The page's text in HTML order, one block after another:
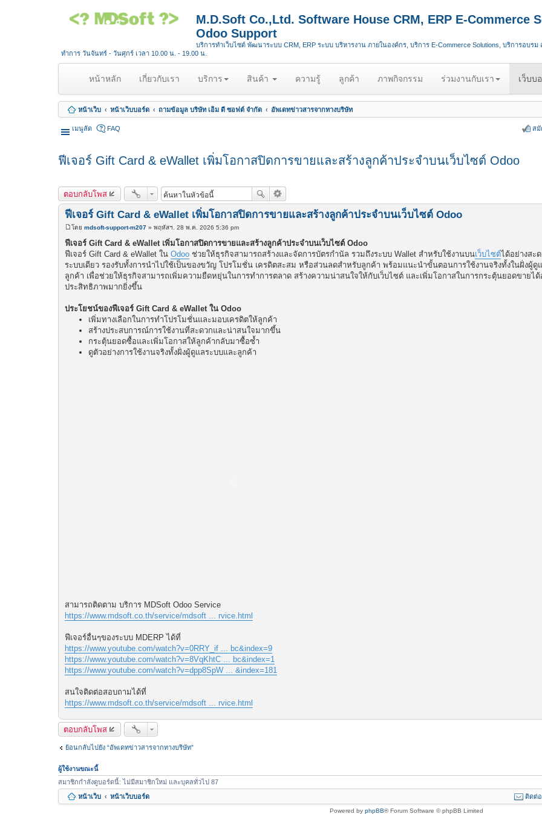
M.D.Soft Co.,Ltd. Software House CRM, ERP E-Commerce
Odoo Support
บริการทำเว็บไซต์ พัฒนาระบบ CRM, ERP ระบบ บริหารงาน ภายในองค์กร, บริการ E-Commerce Solutions, บริการอบรม
ทำการ วันจันทร์ - วันศุกร์ เวลา 10.00 น. - 19.00 น.
หน้าหลัก(
u
r
t
เกี่ยวกับเรา บริการ สินค้า ความรู้ ลูกค้า ภาพกิจกรรม ร่วมงานกับเรา เว็บบ
หน้าเว็บ หน้าเว็บบอร์ด ถามข้อมูล บริษัท เอ็ม ดี ซอฟต์ จำกัด อัพเดทข่าวสารจากทางบริษัท
เมนูลัด FAQ สมั
ฟีเจอร์ Gift Card & eWallet เพิ่มโอกาสปิดการขายและสร้างลูกค้าประจำบนเว็บไซต์ Odoo
ตอบกลับโพส
ฟีเจอร์ Gift Card & eWallet เพิ่มโอกาสปิดการขายและสร้างลูกค้าประจำบนเว็บไซต์ Odoo
พ
ส
ต์
โดย mdsoft-support-m207 » พฤหัสฯ. 28 พ.ค. 2026 5:36 pm
ฟีเจอร์ Gift Card & eWallet เพิ่มโอกาสปิดการขายและสร้างลูกค้าประจำบนเว็บไซต์ Odoo
ฟีเจอร์ Gift Card & eWallet ใน Odoo ช่วยให้ธุรกิจสามารถสร้างและจัดการบัตรกำนัล รวมถึงระบบ Wallet สำหรับใช้งานบนเว็บไซต์ได้อย่างสะ
ระบบเดียว รองรับทั้งการนำไปใช้เป็นของขวัญ โปรโมชั่น เครดิตสะสม หรือส่วนลดสำหรับลูกค้า พร้อมแนะนำขั้นตอนการใช้งานจริงทั้งในฝั่งผู้ดู
ลูกค้า เพื่อช่วยให้ธุรกิจสามารถเพิ่มความยืดหยุ่นในการทำการตลาด สร้างความน่าสนใจให้กับเว็บไซต์ และเพิ่มโอกาสในการกระตุ้นยอดขายได้
ประสิทธิภาพมากยิ่งขึ้น
ประโยชน์ของฟีเจอร์ Gift Card & eWallet ใน Odoo
เพิ่มทางเลือกในการทำโปรโมชั่นและมอบเครดิตให้ลูกค้า
สร้างประสบการณ์การใช้งานที่สะดวกและน่าสนใจมากขึ้น
กระตุ้นยอดซื้อและเพิ่มโอกาสให้ลูกค้ากลับมาซื้อซ้ำ
ดูตัวอย่างการใช้งานจริงทั้งฝั่งผู้ดูแลระบบและลูกค้า
สามารถติดตาม บริการ MDSoft Odoo Service
https://www.mdsoft.co.th/service/mdsoft ... rvice.html
ฟีเจอร์อื่นๆของระบบ MDERP ได้ที่
https://www.youtube.com/watch?v=0RRY_if ... bc&index=9
https://www.youtube.com/watch?v=8VqKhtC ... bc&index=1
https://www.youtube.com/watch?v=dpp8SpW ... &index=181
สนใจติดต่อสอบถามได้ที่
https://www.mdsoft.co.th/service/mdsoft ... rvice.html
ตอบกลับโพส
ย้อนกลับไปยัง “อัพเดทข่าวสารจากทางบริษัท”
ผู้ใช้งานขณะนี้
สมาชิกกำลังดูบอร์ดนี้: ไม่มีสมาชิกใหม่ และบุคลทั่วไป 87
หน้าเว็บ
หน้าเว็บบอร์ด ติดต่อ
Powered by phpBB® Forum Software © phpBB Limited